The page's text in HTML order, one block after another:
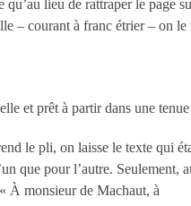
qu’au lieu de rattraper le page
– courant à franc étrier – on le
et prêt à partir dans une
le pli, on laisse le texte qui
que pour l’autre. Seulement,
À monsieur de Machaut, à